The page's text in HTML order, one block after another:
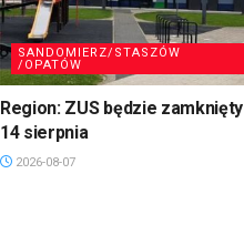
SANDOMIERZ/STASZÓW
/OPATÓW
Region: ZUS będzie zamknięty
14 sierpnia
2026-08-07